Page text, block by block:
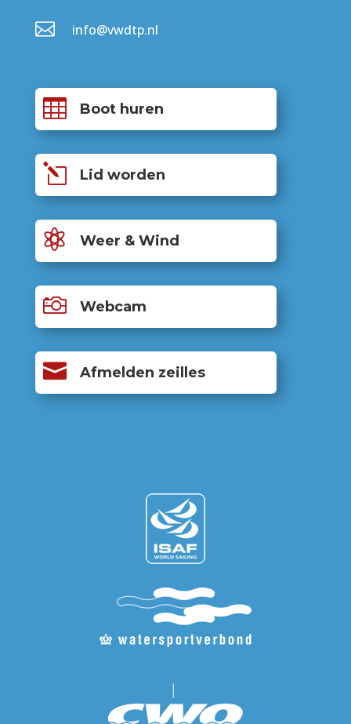
 info@vwdtp.nl
 Boot huren
l Lid worden
 Weer & Wind
 Webcam
 Afmelden zeilles